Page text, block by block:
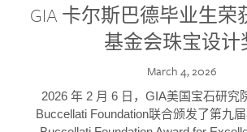
GIA 卡尔斯巴德毕业生荣
基金会珠宝设计
March 4, 2026
2026 年 2 月 6 日，GIA美国宝石研究
Buccellati Foundation联合颁发了第九